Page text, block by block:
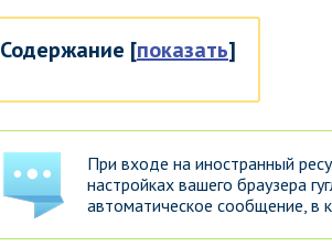
Содержание [показать]
При входе на иностранный
настройках вашего браузера
автоматическое сообщение, в